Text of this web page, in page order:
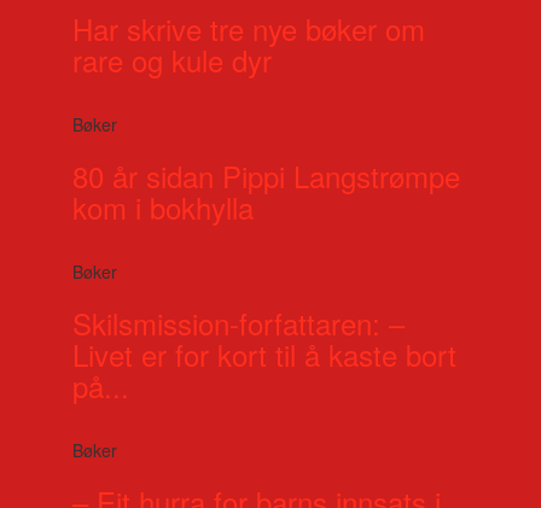
Har skrive tre nye bøker om
rare og kule dyr
Bøker
80 år sidan Pippi Langstrømpe
kom i bokhylla
Bøker
Skilsmission-forfattaren: –
Livet er for kort til å kaste bort
på...
Bøker